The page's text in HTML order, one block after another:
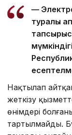
—
туралы
тапсырыс
Нақтылап
жеткізу
өнімдері
тартылмайды.